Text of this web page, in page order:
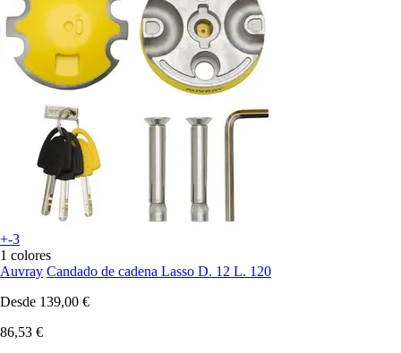
+-3
1 colores
Auvray Candado de cadena Lasso D. 12 L. 120
Desde 139,00 €
86,53 €